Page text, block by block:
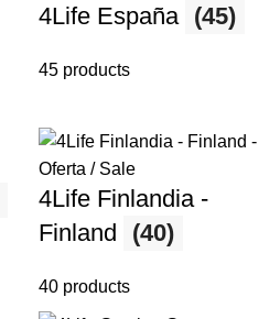
4Life España (45)
45 products
4Life Finlandia -
Finland
(40)
40 products